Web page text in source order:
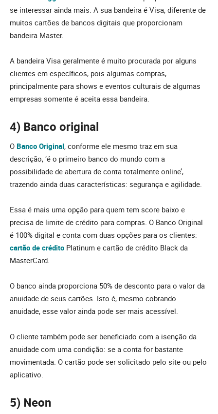
se interessar ainda mais. A sua bandeira é Visa, diferente de
muitos cartões de bancos digitais que proporcionam
bandeira Master.
A bandeira Visa geralmente é muito procurada por alguns
clientes em específicos, pois algumas compras,
principalmente para shows e eventos culturais de algumas
empresas somente é aceita essa bandeira.
4) Banco original
O Banco Original, conforme ele mesmo traz em sua
descrição, ‘é o primeiro banco do mundo com a
possibilidade de abertura de conta totalmente online’,
trazendo ainda duas características: segurança e agilidade.
Essa é mais uma opção para quem tem score baixo e
precisa de limite de crédito para compras. O Banco Original
é 100% digital e conta com duas opções para os clientes:
cartão de crédito Platinum e cartão de crédito Black da
MasterCard.
O banco ainda proporciona 50% de desconto para o valor da
anuidade de seus cartões. Isto é, mesmo cobrando
anuidade, esse valor ainda pode ser mais acessível.
O cliente também pode ser beneficiado com a isenção da
anuidade com uma condição: se a conta for bastante
movimentada. O cartão pode ser solicitado pelo site ou pelo
aplicativo.
5) Neon